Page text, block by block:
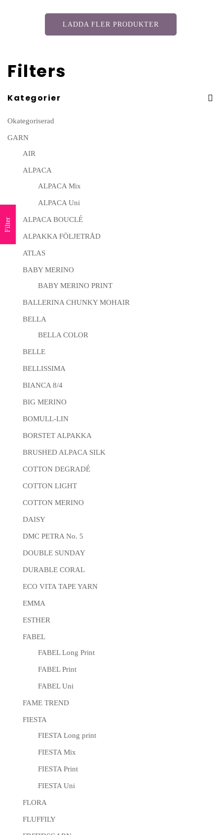
Filters
Kategorier
Okategoriserad
GARN
AIR
ALPACA
ALPACA Mix
ALPACA Uni
ALPACA BOUCLÉ
ALPAKKA FÖLJETRÅD
ATLAS
BABY MERINO
BABY MERINO PRINT
BALLERINA CHUNKY MOHAIR
BELLA
BELLA COLOR
BELLE
BELLISSIMA
BIANCA 8/4
BIG MERINO
BOMULL-LIN
BORSTET ALPAKKA
BRUSHED ALPACA SILK
COTTON DEGRADÉ
COTTON LIGHT
COTTON MERINO
DAISY
DMC PETRA No. 5
DOUBLE SUNDAY
DURABLE CORAL
ECO VITA TAPE YARN
EMMA
ESTHER
FABEL
FABEL Long Print
FABEL Print
FABEL Uni
FAME TREND
FIESTA
FIESTA Long print
FIESTA Mix
FIESTA Print
FIESTA Uni
FLORA
FLUFFILY
Filter
LADDA FLER PRODUKTER